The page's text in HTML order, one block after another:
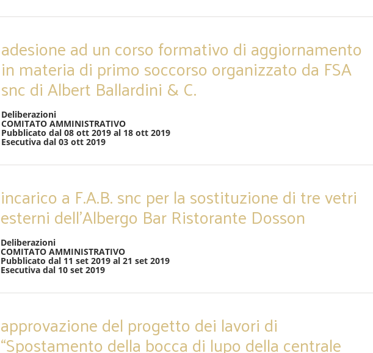
adesione ad un corso formativo di aggiornamento
in materia di primo soccorso organizzato da FSA
snc di Albert Ballardini & C.
Deliberazioni
COMITATO AMMINISTRATIVO
Pubblicato dal 08 ott 2019 al 18 ott 2019
Esecutiva dal 03 ott 2019
incarico a F.A.B. snc per la sostituzione di tre vetri
esterni dell’Albergo Bar Ristorante Dosson
Deliberazioni
COMITATO AMMINISTRATIVO
Pubblicato dal 11 set 2019 al 21 set 2019
Esecutiva dal 10 set 2019
approvazione del progetto dei lavori di
“Spostamento della bocca di lupo della centrale